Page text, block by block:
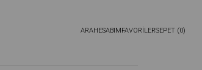
ARAHESABIMFAVORİLERSEPET (0)